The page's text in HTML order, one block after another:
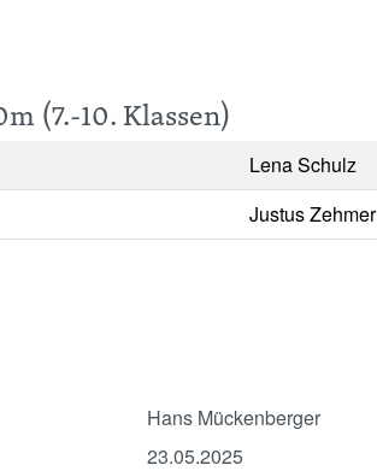
(7.-10. Klassen)
Lena Schulz
Justus Zehmer
Hans Mückenberger
23.05.2025